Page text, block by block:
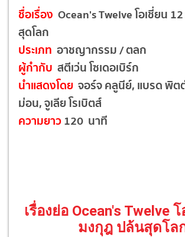
ชื่อเรื่อง Ocean's Twelve โอเชี่ยน
สุดโลก
ประเภท อาชญากรรม / ตลก
ผู้กำกับ สตีเว่น โซเดอเบิร์ก
นำแสดงโดย จอร์จ คลูนีย์, แบรด พิต
ม่อน, จูเลีย โรเบิตส์
ความยาว120 นาที
เรื่องย่อ Ocean's Twelve
มงกุฎ ปล้นสุดโล